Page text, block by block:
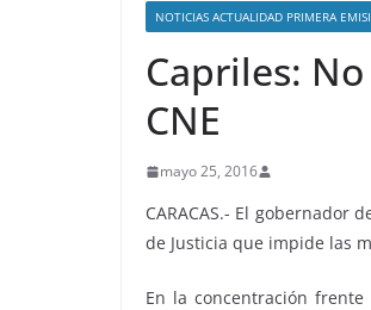
NOTICIAS ACTUALIDAD PRIMERA
Capriles:
CNE
mayo 25, 2016
CARACAS.- El gobernador
de Justicia que impide las
En la concentración